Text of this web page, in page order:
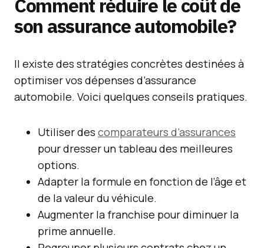
Comment réduire le coût de
son assurance automobile?
Il existe des stratégies concrètes destinées à
optimiser vos dépenses d’assurance
automobile. Voici quelques conseils pratiques.
Utiliser des comparateurs d’assurances
pour dresser un tableau des meilleures
options.
Adapter la formule en fonction de l’âge et
de la valeur du véhicule.
Augmenter la franchise pour diminuer la
prime annuelle.